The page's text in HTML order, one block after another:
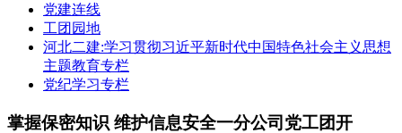
党建连线
工团园地
河北二建:学习贯彻习近平新时代中国特色社会主义思想
主题教育专栏
党纪学习专栏
掌握保密知识 维护信息安全一分公司党工团开